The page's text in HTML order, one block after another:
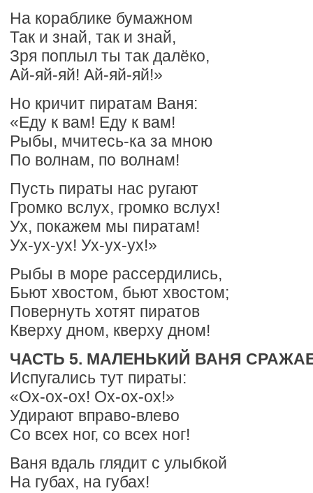
На кораблике бумажном
Так и знай, так и знай,
Зря поплыл ты так далёко,
Ай-яй-яй! Ай-яй-яй!»
Но кричит пиратам Ваня:
«Еду к вам! Еду к вам!
Рыбы, мчитесь-ка за мною
По волнам, по волнам!
Пусть пираты нас ругают
Громко вслух, громко вслух!
Ух, покажем мы пиратам!
Ух-ух-ух! Ух-ух-ух!»
Рыбы в море рассердились,
Бьют хвостом, бьют хвостом;
Повернуть хотят пиратов
Кверху дном, кверху дном!
ЧАСТЬ 5. МАЛЕНЬКИЙ ВАНЯ
Испугались тут пираты:
«Ох-ох-ох! Ох-ох-ох!»
Удирают вправо-влево
Со всех ног, со всех ног!
Ваня вдаль глядит с улыбкой
На губах, на губах!